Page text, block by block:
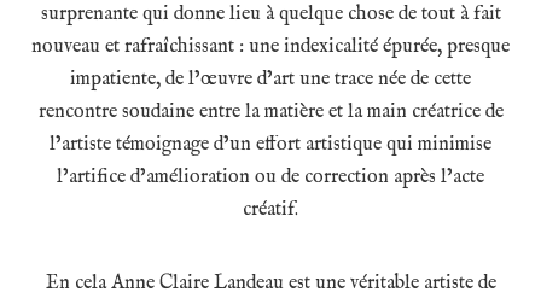
surprenante qui donne lieu à quelque chose de tout à fait
nouveau et rafraîchissant : une indexicalité épurée, presque
impatiente, de l’œuvre d’art une trace née de cette
rencontre soudaine entre la matière et la main créatrice de
l’artiste témoignage d’un effort artistique qui minimise
l’artifice d’amélioration ou de correction après l’acte
créatif.
En cela Anne Claire Landeau est une véritable artiste de